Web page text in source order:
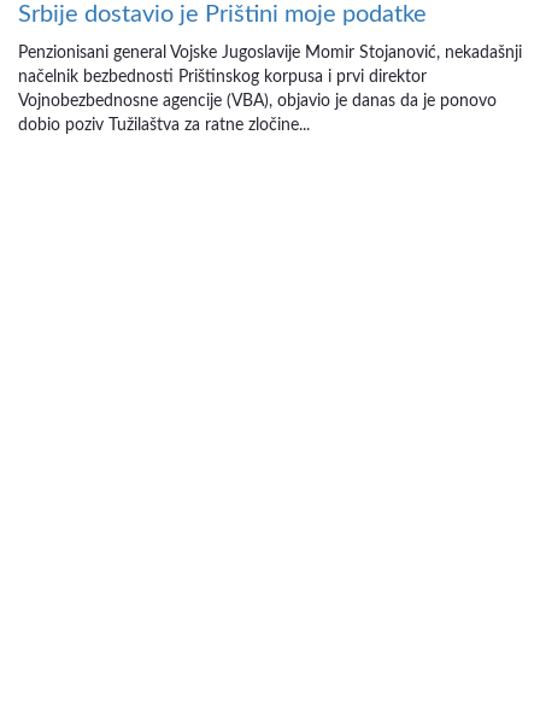
Srbije dostavio je Prištini moje podatke
Penzionisani general Vojske Jugoslavije Momir Stojanović, nekadašnji
načelnik bezbednosti Prištinskog korpusa i prvi direktor
Vojnobezbednosne agencije (VBA), objavio je danas da je ponovo
dobio poziv Tužilaštva za ratne zločine...